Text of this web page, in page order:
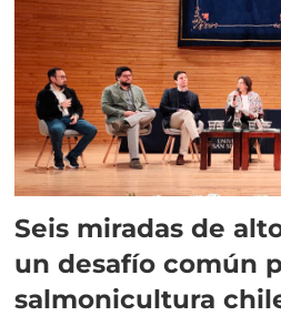
Seis miradas de
un desafío común
salmonicultura